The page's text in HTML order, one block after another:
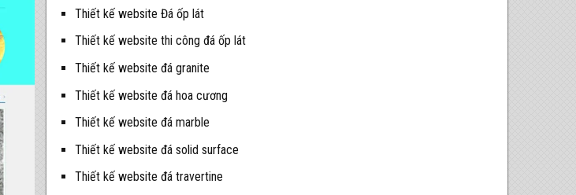
Thiết kế website Đá ốp lát
Thiết kế website thi công đá ốp lát
Thiết kế website đá granite
Thiết kế website đá hoa cương
Thiết kế website đá marble
Thiết kế website đá solid surface
Thiết kế website đá travertine